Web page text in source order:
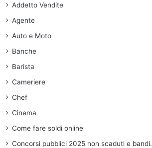
Addetto Vendite
Agente
Auto e Moto
Banche
Barista
Cameriere
Chef
Cinema
Come fare soldi online
Concorsi pubblici 2025 non scaduti e bandi.